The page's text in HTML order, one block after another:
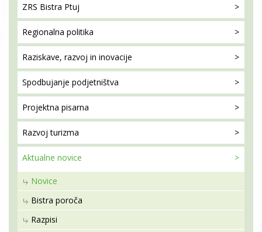
ZRS Bistra Ptuj
Regionalna politika
Raziskave, razvoj in inovacije
Spodbujanje podjetništva
Projektna pisarna
Razvoj turizma
Aktualne novice
Novice
Bistra poroča
Razpisi